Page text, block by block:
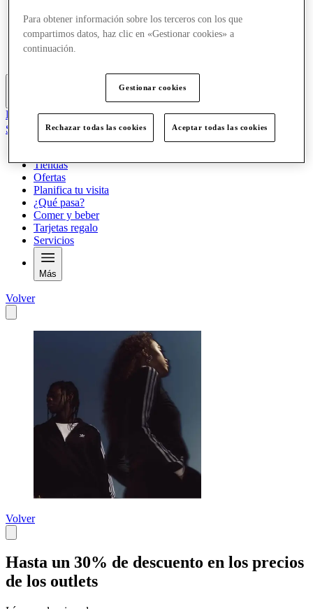
¿Qué pasa?
Comer y beber
Tarjetas regalo
El Club
Salvado
es
Tiendas
Ofertas
Planifica tu visita
¿Qué pasa?
Comer y beber
Tarjetas regalo
Servicios
Más
Volver
Volver
Hasta un 30% de descuento en los precios
de los outlets
Para obtener información sobre los terceros con los que
compartimos datos, haz clic en «Gestionar cookies» a
continuación.
Gestionar cookies
Rechazar todas las cookies Aceptar todas las cookies